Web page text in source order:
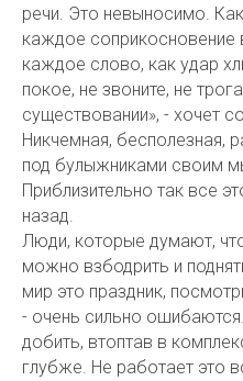
речи. Это невыносимо.
каждое соприкосновение
каждое слово, как удар
покое, не звоните, не
существовании», - хочет
Никчемная, бесполезная,
под булыжниками своим
Приблизительно так все
назад.
Люди, которые думают,
можно взбодрить и
мир это праздник,
- очень сильно
добить, втоптав в
глубже. Не работает это